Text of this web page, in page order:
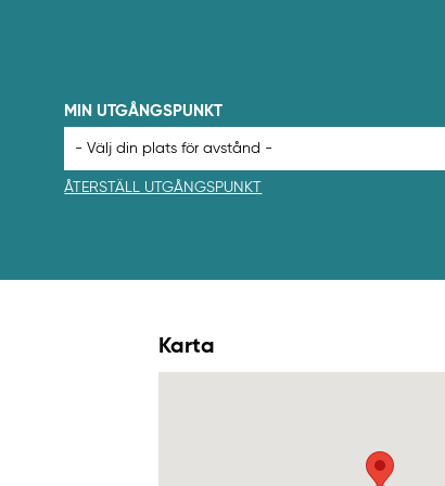
MIN UTGÅNGSPUNKT
ÅTERSTÄLL UTGÅNGSPUNKT
Karta